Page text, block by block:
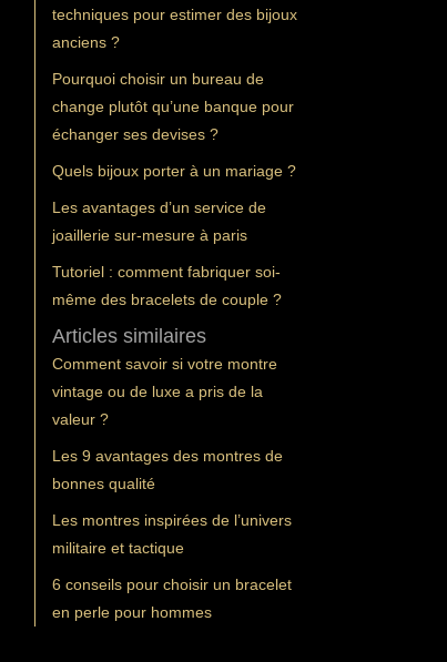
techniques pour estimer des bijoux
anciens ?
Pourquoi choisir un bureau de
change plutôt qu’une banque pour
échanger ses devises ?
Quels bijoux porter à un mariage ?
Les avantages d’un service de
joaillerie sur-mesure à paris
Tutoriel : comment fabriquer soi-
même des bracelets de couple ?
Articles similaires
Comment savoir si votre montre
vintage ou de luxe a pris de la
valeur ?
Les 9 avantages des montres de
bonnes qualité
Les montres inspirées de l’univers
militaire et tactique
6 conseils pour choisir un bracelet
en perle pour hommes